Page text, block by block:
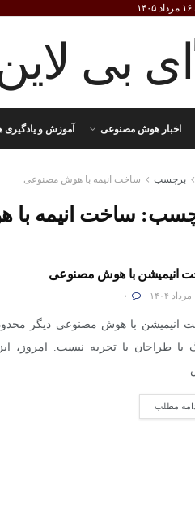
اخبار هوش مصنوعی آموزش و
برچسب ساخت انیمه با هوش مصنوعی
ساخت انیمه
انیمیشن با هوش مصنوعی
انیمیشن با هوش مصنوعی دیگر محدود
یا طراحان با تجربه نیست. امروز،
...
مطلب